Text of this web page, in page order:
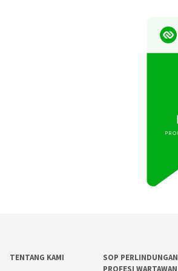
TENTANG KAMI
SOP PERLINDUNGAN
PROFESI WARTAWAN